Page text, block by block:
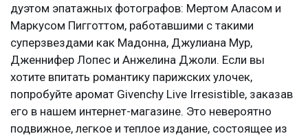
дуэтом эпатажных фотографов: Мертом Аласом и
Маркусом Пигготтом, работавшими с такими
суперзвездами как Мадонна, Джулиана Мур,
Дженнифер Лопес и Анжелина Джоли. Если вы
хотите впитать романтику парижских улочек,
попробуйте аромат Givenchy Live Irresistible, заказав
его в нашем интернет-магазине. Это невероятно
подвижное, легкое и теплое издание, состоящее из